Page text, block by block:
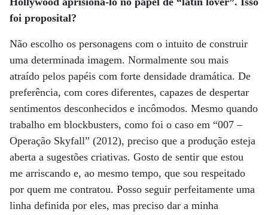
foi proposital?
Não escolho os personagens com o intuito de construir
uma determinada imagem. Normalmente sou mais
atraído pelos papéis com forte densidade dramática. De
preferência, com cores diferentes, capazes de despertar
sentimentos desconhecidos e incômodos. Mesmo quando
trabalho em blockbusters, como foi o caso em “007 –
Operação Skyfall” (2012), preciso que a produção esteja
aberta a sugestões criativas. Gosto de sentir que estou
me arriscando e, ao mesmo tempo, que sou respeitado
por quem me contratou. Posso seguir perfeitamente uma
linha definida por eles, mas preciso dar a minha